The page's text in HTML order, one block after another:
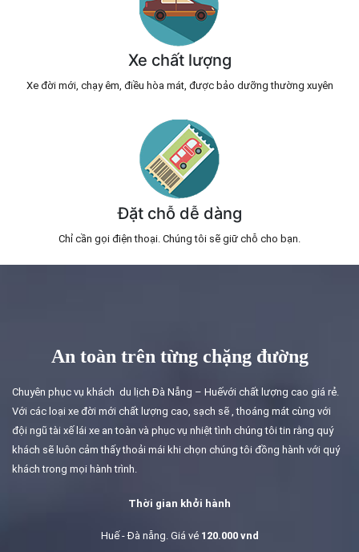
Xe chất lượng
Xe đời mới, chạy êm, điều hòa mát, được bảo dưỡng thường xuyên
Đặt chỗ dễ dàng
Chỉ cần gọi điện thoại. Chúng tôi sẽ giữ chỗ cho bạn.
An toàn trên từng chặng đường
Chuyên phục vụ khách du lịch Đà Nẵng – Huếvới chất lượng cao giá rẻ.
Với các loại xe đời mới chất lượng cao, sạch sẽ , thoáng mát cùng với
đội ngũ tài xế lái xe an toàn và phục vụ nhiệt tình chúng tôi tin rằng quý
khách sẽ luôn cảm thấy thoải mái khi chọn chúng tôi đồng hành với quý
khách trong mọi hành trình.
Thời gian khởi hành
Huế - Đà nẵng. Giá vé 120.000 vnd